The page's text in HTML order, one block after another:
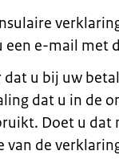
e-mail met
u bij uw
dat u in de
Doet u dat
van de